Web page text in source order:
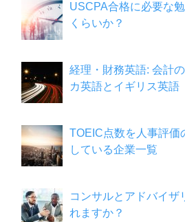
USCPA合格に必要な
くらいか？
経理・財務英語: 会計
カ英語とイギリス英語
TOEIC点数を人事評価
している企業一覧
コンサルとアドバイザ
れますか？